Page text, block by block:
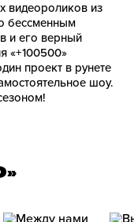
видеороликов из
бессменным
и его верный
«+100500»
проект в рунете
шоу.